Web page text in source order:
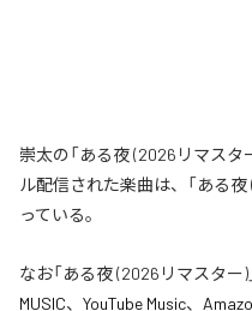
崇太の「ある夜 (2026リマス
ル配信された楽曲は、「ある
っている。
なお「ある夜 (2026リマスター)
MUSIC、 YouTube Music、